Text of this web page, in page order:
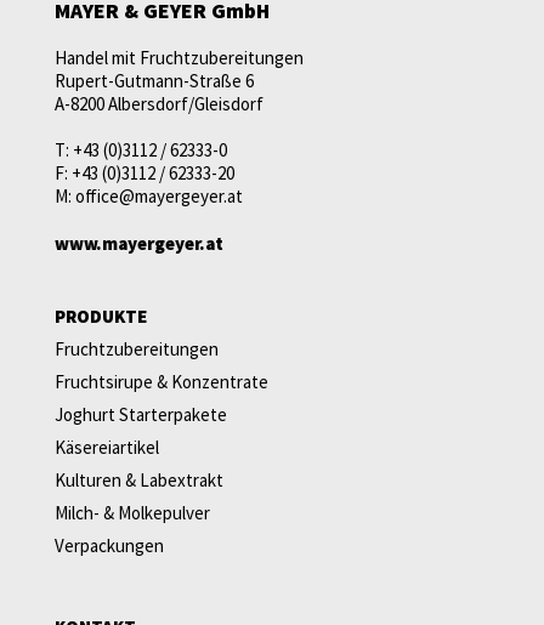
MAYER & GEYER GmbH
Handel mit Fruchtzubereitungen
Rupert-Gutmann-Straße 6
A-8200 Albersdorf/Gleisdorf
T: +43 (0)3112 / 62333-0
F: +43 (0)3112 / 62333-20
M: office@mayergeyer.at
www.mayergeyer.at
PRODUKTE
Fruchtzubereitungen
Fruchtsirupe & Konzentrate
Joghurt Starterpakete
Käsereiartikel
Kulturen & Labextrakt
Milch- & Molkepulver
Verpackungen